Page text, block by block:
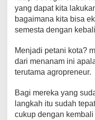
yang dapat kita
bagaimana kita bisa
semesta dengan
Menjadi petani kota?
dari menanam ini
terutama agropreneur.
Bagi mereka yang
langkah itu sudah
cukup dengan